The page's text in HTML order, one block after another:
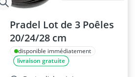
Pradel Lot de 3 Poêles
20/24/28 cm
disponible immédiatement
livraison gratuite